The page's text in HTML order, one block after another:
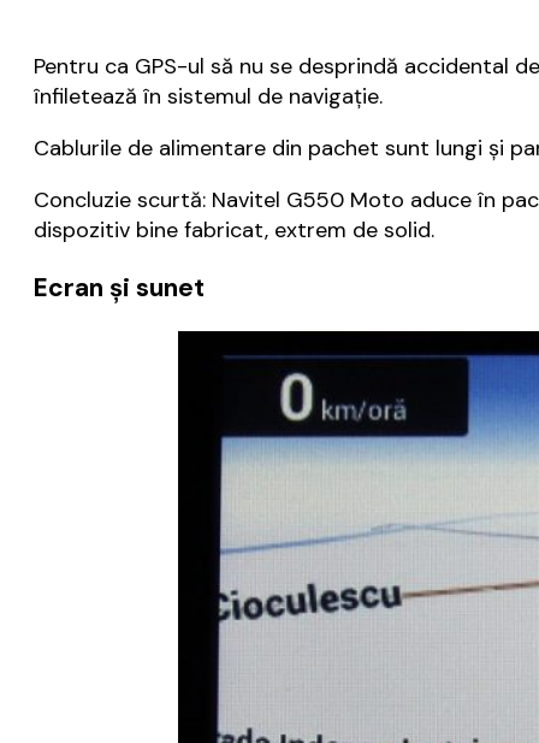
Pentru ca GPS-ul să nu se desprindă accidental
înfiletează în sistemul de navigație.
Cablurile de alimentare din pachet sunt lungi și
Concluzie scurtă: Navitel G550 Moto aduce în
dispozitiv bine fabricat, extrem de solid.
Ecran și sunet